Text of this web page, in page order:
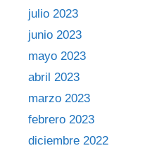
julio 2023
junio 2023
mayo 2023
abril 2023
marzo 2023
febrero 2023
diciembre 2022